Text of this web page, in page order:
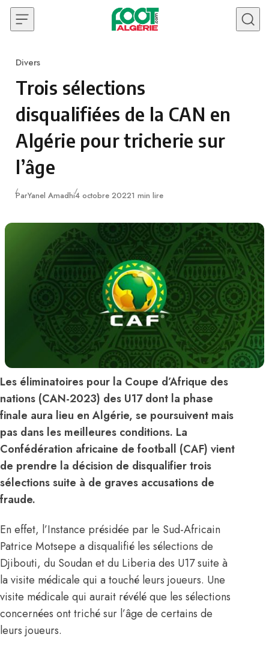
Skip to content
Category
Divers
Trois sélections
disqualifiées de la CAN en
Algérie pour tricherie sur
l’âge
ParYanel AmadhiPublié
4 octobre 20221 min lire
Les éliminatoires pour la Coupe d’Afrique des
nations (CAN-2023) des U17 dont la phase
finale aura lieu en Algérie, se poursuivent mais
pas dans les meilleures conditions. La
Confédération africaine de football (CAF) vient
de prendre la décision de disqualifier trois
sélections suite à de graves accusations de
fraude.
En effet, l’Instance présidée par le Sud-Africain
Patrice Motsepe a disqualifié les sélections de
Djibouti, du Soudan et du Liberia des U17 suite à
la visite médicale qui a touché leurs joueurs. Une
visite médicale qui aurait révélé que les sélections
concernées ont triché sur l’âge de certains de
leurs joueurs.